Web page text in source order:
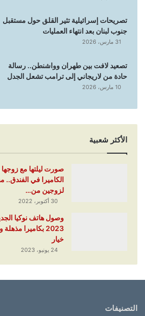
تصريحات إسرائيلية تثير القلق حول مستقبل
جنوب لبنان بعد انتهاء العمليات
31 مارس، 2026
تصعيد لافت بين طهران وواشنطن.. رسالة
حادة من لاريجاني إلى ترامب تشعل الجدل
10 مارس، 2026
الأكثر شعبية
صورت ليلتها مع
الكاميرا في الفندق..
لزوجين من…
30 أكتوبر، 2022
2023 بكاميرا
خيار
24 يونيو، 2023
التصنيفات